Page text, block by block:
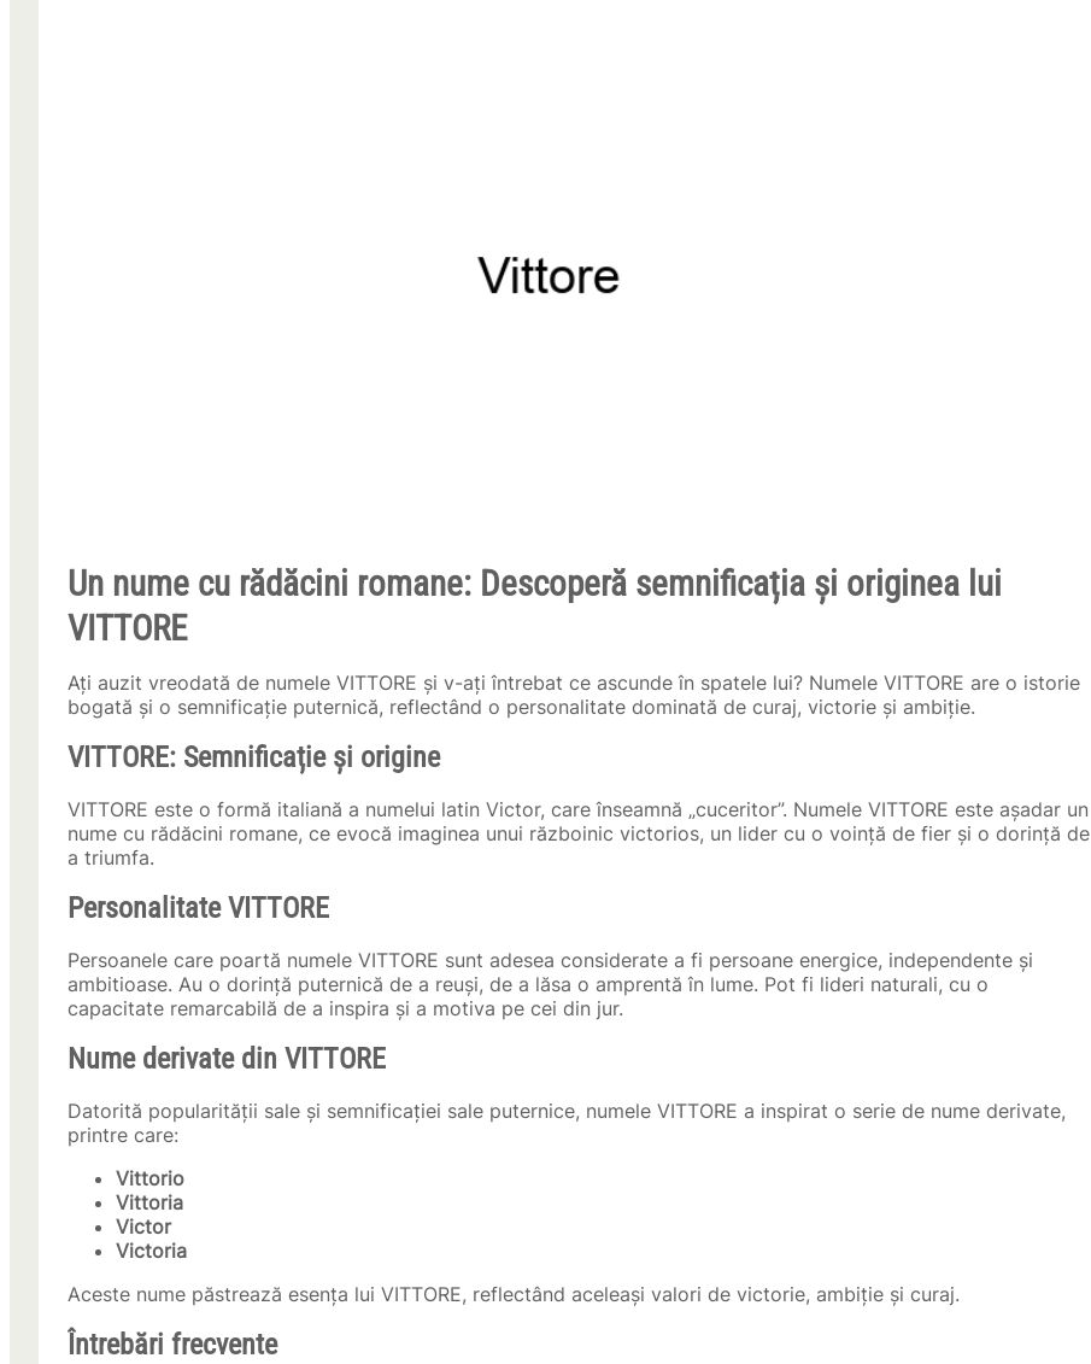
Un nume cu rădăcini romane: Descoperă semnificația și originea lui
VITTORE
Ați auzit vreodată de numele VITTORE și v-ați întrebat ce ascunde în spatele lui? Numele VITTORE are o istorie
bogată și o semnificație puternică, reflectând o personalitate dominată de curaj, victorie și ambiție.
VITTORE: Semnificație și origine
VITTORE este o formă italiană a numelui latin Victor, care înseamnă „cuceritor”. Numele VITTORE este așadar un
nume cu rădăcini romane, ce evocă imaginea unui războinic victorios, un lider cu o voință de fier și o dorință de
a triumfa.
Personalitate VITTORE
Persoanele care poartă numele VITTORE sunt adesea considerate a fi persoane energice, independente și
ambitioase. Au o dorință puternică de a reuși, de a lăsa o amprentă în lume. Pot fi lideri naturali, cu o
capacitate remarcabilă de a inspira și a motiva pe cei din jur.
Nume derivate din VITTORE
Datorită popularității sale și semnificației sale puternice, numele VITTORE a inspirat o serie de nume derivate,
printre care:
Vittorio
Vittoria
Victor
Victoria
Aceste nume păstrează esența lui VITTORE, reflectând aceleași valori de victorie, ambiție și curaj.
Întrebări frecvente